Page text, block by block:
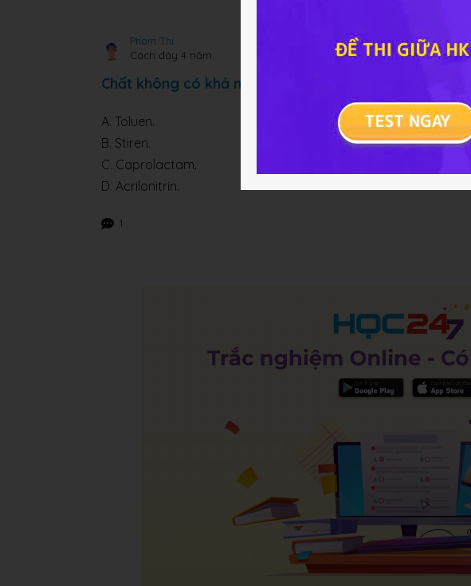
Pham Thi
Cách đây 4 năm
Chất không có khả năng tham gia phản ứng trùng hợp?
A. Toluen.
B. Stiren.
C. Caprolactam.
D. Acrilonitrin.
1